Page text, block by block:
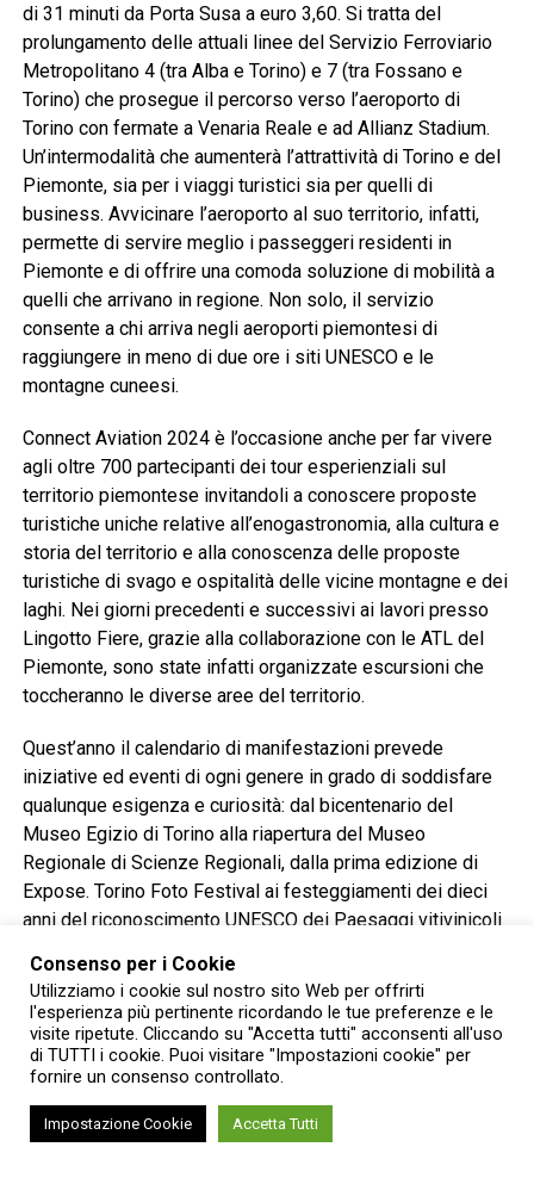
di 31 minuti da Porta Susa a euro 3,60. Si tratta del
prolungamento delle attuali linee del Servizio Ferroviario
Metropolitano 4 (tra Alba e Torino) e 7 (tra Fossano e
Torino) che prosegue il percorso verso l’aeroporto di
Torino con fermate a Venaria Reale e ad Allianz Stadium.
Un’intermodalità che aumenterà l’attrattività di Torino e del
Piemonte, sia per i viaggi turistici sia per quelli di
business. Avvicinare l’aeroporto al suo territorio, infatti,
permette di servire meglio i passeggeri residenti in
Piemonte e di offrire una comoda soluzione di mobilità a
quelli che arrivano in regione. Non solo, il servizio
consente a chi arriva negli aeroporti piemontesi di
raggiungere in meno di due ore i siti UNESCO e le
montagne cuneesi.
Connect Aviation 2024 è l’occasione anche per far vivere
agli oltre 700 partecipanti dei tour esperienziali sul
territorio piemontese invitandoli a conoscere proposte
turistiche uniche relative all’enogastronomia, alla cultura e
storia del territorio e alla conoscenza delle proposte
turistiche di svago e ospitalità delle vicine montagne e dei
laghi. Nei giorni precedenti e successivi ai lavori presso
Lingotto Fiere, grazie alla collaborazione con le ATL del
Piemonte, sono state infatti organizzate escursioni che
toccheranno le diverse aree del territorio.
Quest’anno il calendario di manifestazioni prevede
iniziative ed eventi di ogni genere in grado di soddisfare
qualunque esigenza e curiosità: dal bicentenario del
Museo Egizio di Torino alla riapertura del Museo
Regionale di Scienze Regionali, dalla prima edizione di
Expose. Torino Foto Festival ai festeggiamenti dei dieci
anni del riconoscimento UNESCO dei Paesaggi vitivinicoli
arrivare alle 20 Città Europee del Vino 2024.
Dai grandi eventi sportivi internazionali quali le Final Eight
di Coppa Italia di basket (14 – 18 febbraio), la Grande
Partenza del Giro d’Italia 2024 (4, 5, 6 e 7 maggio), quella
del Tour de France 2024 (1 e 2 luglio) che passerà da
Torino, Pinerolo verso la Val Chisone e le Valli Olimpiche
Consenso per i Cookie
Utilizziamo i cookie sul nostro sito Web per offrirti
l'esperienza più pertinente ricordando le tue preferenze e le
visite ripetute. Cliccando su "Accetta tutti" acconsenti all'uso
di TUTTI i cookie. Puoi visitare "Impostazioni cookie" per
fornire un consenso controllato.
Impostazione Cookie Accetta Tutti